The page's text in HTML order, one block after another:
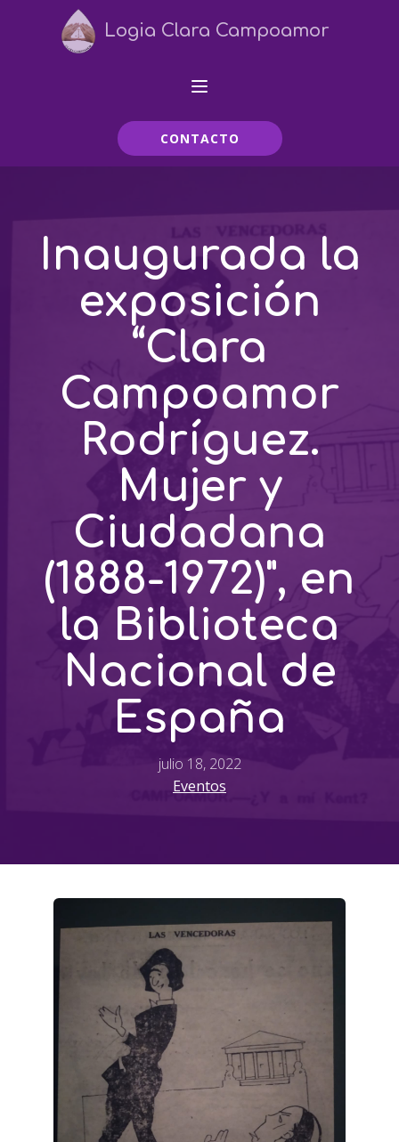
Logia Clara Campoamor
CONTACTO
Inaugurada la
exposición
“Clara
Campoamor
Rodríguez.
Mujer y
Ciudadana
(1888-1972)", en
la Biblioteca
Nacional de
España
julio 18, 2022
Eventos